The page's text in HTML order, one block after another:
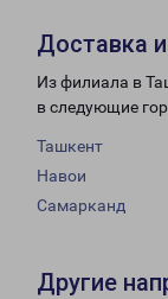
Доставка
Из филиала в
в следующие
Ташкент
Навои
Самарканд
Другие